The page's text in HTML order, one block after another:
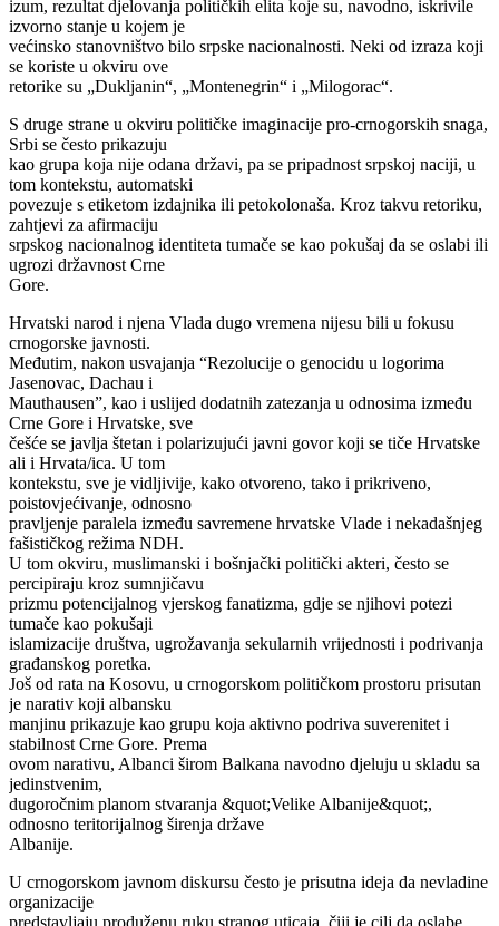
izum, rezultat djelovanja političkih elita koje su, navodno, iskrivile
izvorno stanje u kojem je
većinsko stanovništvo bilo srpske nacionalnosti. Neki od izraza koji
se koriste u okviru ove
retorike su „Dukljanin“, „Montenegrin“ i „Milogorac“.
S druge strane u okviru političke imaginacije pro-crnogorskih snaga,
Srbi se često prikazuju
kao grupa koja nije odana državi, pa se pripadnost srpskoj naciji, u
tom kontekstu, automatski
povezuje s etiketom izdajnika ili petokolonaša. Kroz takvu retoriku,
zahtjevi za afirmaciju
srpskog nacionalnog identiteta tumače se kao pokušaj da se oslabi ili
ugrozi državnost Crne
Gore.
Hrvatski narod i njena Vlada dugo vremena nijesu bili u fokusu
crnogorske javnosti.
Međutim, nakon usvajanja “Rezolucije o genocidu u logorima
Jasenovac, Dachau i
Mauthausen”, kao i uslijed dodatnih zatezanja u odnosima između
Crne Gore i Hrvatske, sve
češće se javlja štetan i polarizujući javni govor koji se tiče Hrvatske
ali i Hrvata/ica. U tom
kontekstu, sve je vidljivije, kako otvoreno, tako i prikriveno,
poistovjećivanje, odnosno
pravljenje paralela između savremene hrvatske Vlade i nekadašnjeg
fašističkog režima NDH.
U tom okviru, muslimanski i bošnjački politički akteri, često se
percipiraju kroz sumnjičavu
prizmu potencijalnog vjerskog fanatizma, gdje se njihovi potezi
tumače kao pokušaji
islamizacije društva, ugrožavanja sekularnih vrijednosti i podrivanja
građanskog poretka.
Još od rata na Kosovu, u crnogorskom političkom prostoru prisutan
je narativ koji albansku
manjinu prikazuje kao grupu koja aktivno podriva suverenitet i
stabilnost Crne Gore. Prema
ovom narativu, Albanci širom Balkana navodno djeluju u skladu sa
jedinstvenim,
dugoročnim planom stvaranja &quot;Velike Albanije&quot;,
odnosno teritorijalnog širenja države
Albanije.
U crnogorskom javnom diskursu često je prisutna ideja da nevladine
organizacije
predstavljaju produženu ruku stranog uticaja, čiji je cilj da oslabe